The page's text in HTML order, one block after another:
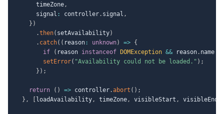
      timeZone
,
      signal
: controller. signal ,
} )
.then( setAvailability)
. catch( ( reason : unknown) => {
if
( reason instanceof DOMException && reason. name
setError( "Availability could not be loaded." ) ;
} ) ;
return ( ) => controller.abort ( ) ;
} , loadAvailability, timeZone, visibleStart , visibleEnd